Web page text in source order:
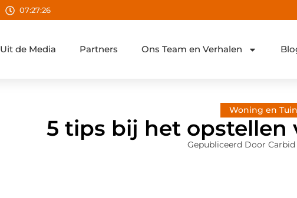
07:27:27
Uit de Media Partners Ons Team en Verhalen
Woning en Tuin
5 tips bij het opstellen
Gepubliceerd Door